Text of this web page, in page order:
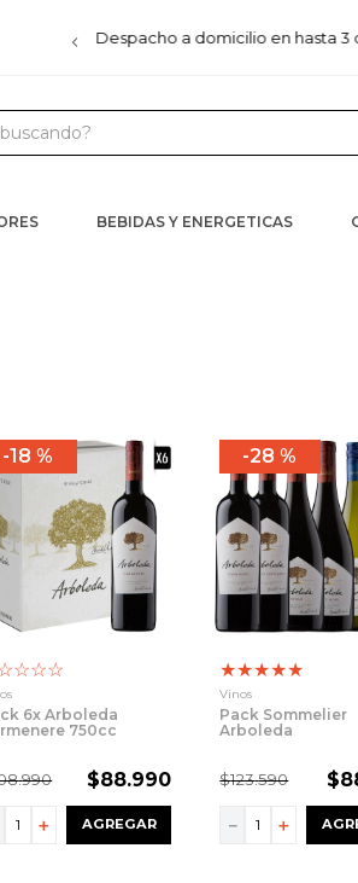
Despacho a domicilio en hasta 3
BEBIDAS Y ENERGETICAS
18 %
☆☆☆
6x Arboleda
750cc
.990 $88.990
＋ AGREGAR
28 %
★★★★★
Vinos
Pack Sommelier
Arboleda
$123.590 $
＋
－